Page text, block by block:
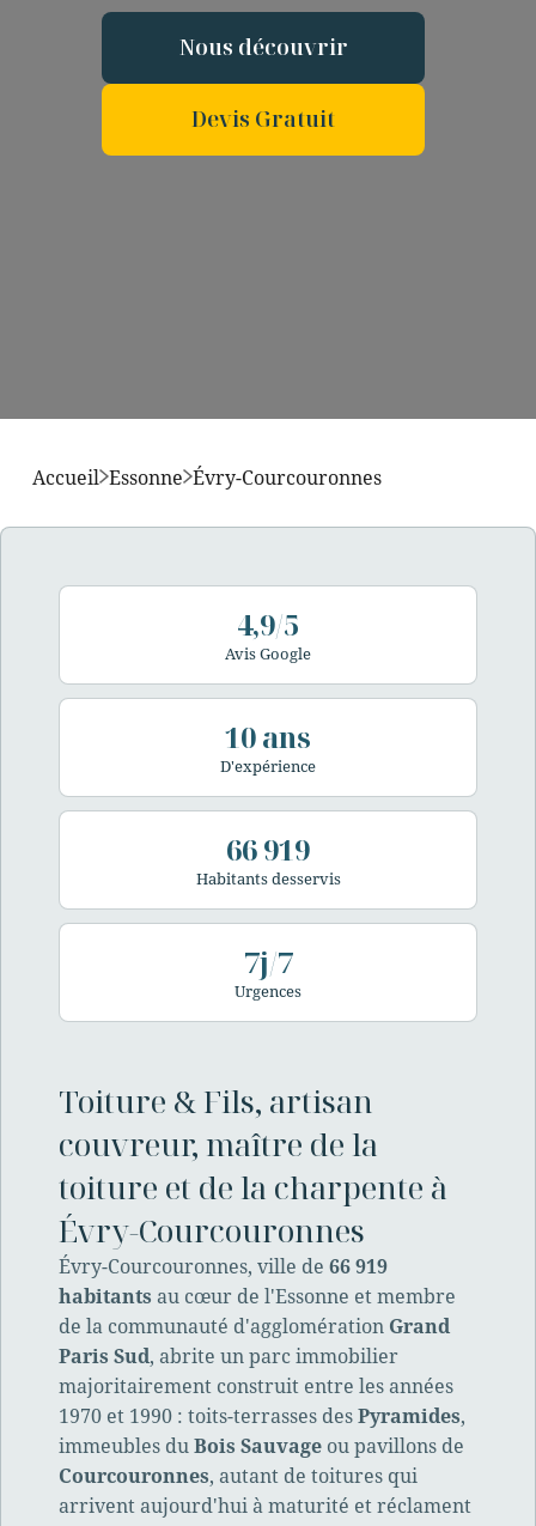
Nous découvrir
Devis Gratuit
Accueil Essonne Évry-Courcouronnes
4,9/5
Avis Google
10 ans
D'expérience
66 919
Habitants desservis
7j/7
Urgences
Toiture & Fils, artisan
couvreur, maître de la
toiture et de la charpente à
Évry-Courcouronnes
Évry-Courcouronnes, ville de 66 919
habitants au cœur de l'Essonne et membre
de la communauté d'agglomération Grand
Paris Sud, abrite un parc immobilier
majoritairement construit entre les années
1970 et 1990 : toits-terrasses desPyramides,
immeubles duBois Sauvage ou pavillons de
Courcouronnes, autant de toitures qui
arrivent aujourd'hui à maturité et réclament